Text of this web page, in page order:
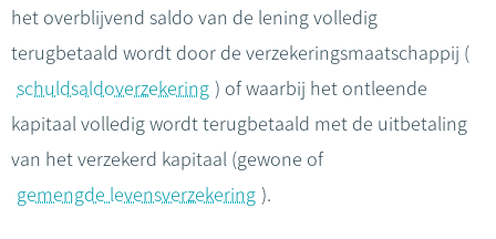
het overblijvend saldo van de lening volledig
terugbetaald wordt door de verzekeringsmaatschappij (
schuldsaldoverzekering ) of waarbij het ontleende
kapitaal volledig wordt terugbetaald met de uitbetaling
van het verzekerd kapitaal (gewone of
gemengde levensverzekering ).